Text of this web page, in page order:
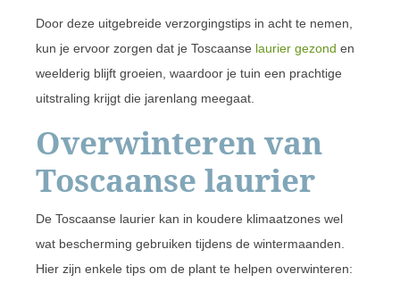
Door deze uitgebreide verzorgingstips in acht te nemen,
kun je ervoor zorgen dat je Toscaanse laurier gezond en
weelderig blijft groeien, waardoor je tuin een prachtige
uitstraling krijgt die jarenlang meegaat.
Overwinteren van
Toscaanse laurier
De Toscaanse laurier kan in koudere klimaatzones wel
wat bescherming gebruiken tijdens de wintermaanden.
Hier zijn enkele tips om de plant te helpen overwinteren: